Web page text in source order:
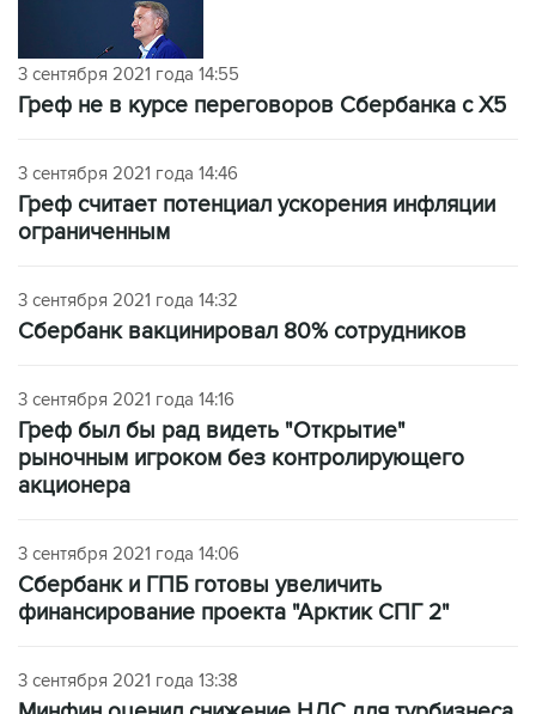
3 сентября 2021 года 14:55
Греф не в курсе переговоров Сбербанка с Х5
3 сентября 2021 года 14:46
Греф считает потенциал ускорения инфляции
ограниченным
3 сентября 2021 года 14:32
Сбербанк вакцинировал 80% сотрудников
3 сентября 2021 года 14:16
Греф был бы рад видеть "Открытие"
рыночным игроком без контролирующего
акционера
3 сентября 2021 года 14:06
Сбербанк и ГПБ готовы увеличить
финансирование проекта "Арктик СПГ 2"
3 сентября 2021 года 13:38